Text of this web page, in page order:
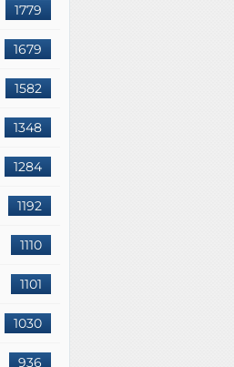
1779
1679
1582
1348
1284
1192
1110
1101
1030
936